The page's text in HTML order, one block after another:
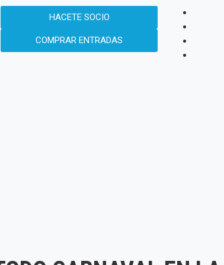
HACETE SOCIO
COMPRAR ENTRADAS